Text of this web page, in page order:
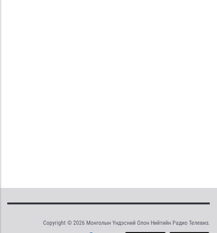
Copyright © 2026 Монголын Үндэсний Олон Нийтийн Радио Телевиз.